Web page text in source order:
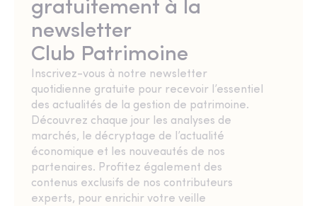
gratuitement à la
newsletter
Club Patrimoine
Inscrivez-vous à notre newsletter
quotidienne gratuite pour recevoir l’essentiel
des actualités de la gestion de patrimoine.
Découvrez chaque jour les analyses de
marchés, le décryptage de l’actualité
économique et les nouveautés de nos
partenaires. Profitez également des
contenus exclusifs de nos contributeurs
experts, pour enrichir votre veille